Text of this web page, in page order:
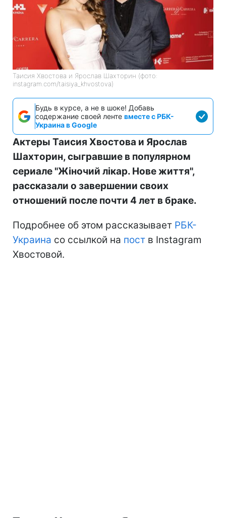
Таисия Хвостова и Ярослав Шахторин (фото:
instagram.com/taisiya_khvostova)
Будь в курсе, а не в шоке! Добавь
содержание своей ленте вместе с РБК-
Украина в Google
Актеры Таисия Хвостова и Ярослав
Шахторин, сыгравшие в популярном
сериале "Жіночий лікар. Нове життя",
рассказали о завершении своих
отношений после почти 4 лет в браке.
Подробнее об этом рассказывает РБК-
Украина со ссылкой на пост в Instagram
Хвостовой.